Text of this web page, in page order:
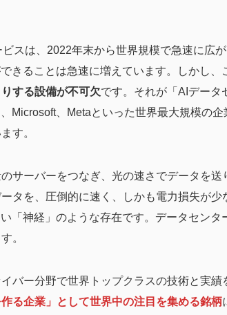
スは、2022年末から世界規模で急速に広
きることは急速に増えています。しかし
する設備が不可欠です。それが「AIデータ
Microsoft、Metaといった世界最大規模の
す。
サーバーをつなぎ、光の速さでデータを送
タを、圧倒的に速く、しかも電力損失が少
「神経」のような存在です。データセン
。
バー分野で世界トップクラスの技術と実
作る企業」として世界中の注目を集める銘柄